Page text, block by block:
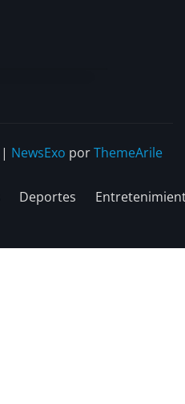
| NewsExo porThemeArile
Deportes